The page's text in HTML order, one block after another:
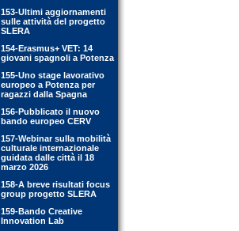
153-Ultimi aggiornamenti
sulle attività del progetto
SLERA
154-Erasmus+ VET: 14
giovani spagnoli a Potenza
155-Uno stage lavorativo
europeo a Potenza per
ragazzi dalla Spagna
156-Pubblicato il nuovo
bando europeo CERV
157-Webinar sulla mobilità
culturale internazionale
guidata dalle città il 18
marzo 2026
158-A breve risultati focus
group progetto SLERA
159-Bando Creative
Innovation Lab